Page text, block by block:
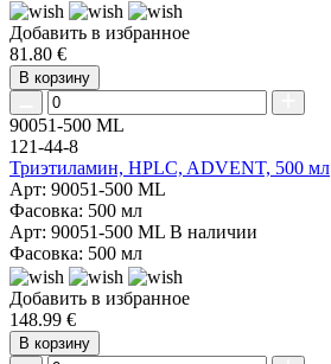
Добавить в избранное
81.80 €
В корзину
90051-500 ML
121-44-8
Триэтиламин, HPLC, ADVENT, 500 мл
Арт: 90051-500 ML
Фасовка: 500 мл
Арт: 90051-500 ML В наличии
Фасовка: 500 мл
Добавить в избранное
148.99 €
В корзину